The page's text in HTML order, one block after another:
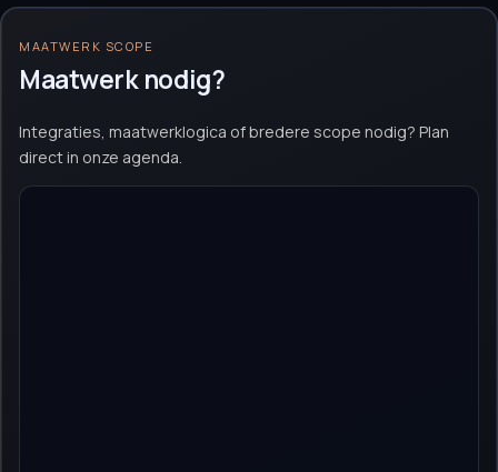
MAATWERK SCOPE
Maatwerk nodig?
Integraties, maatwerklogica of bredere scope nodig? Plan
direct in onze agenda.